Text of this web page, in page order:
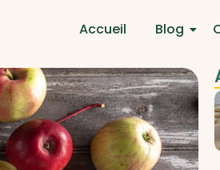
Accueil Blog